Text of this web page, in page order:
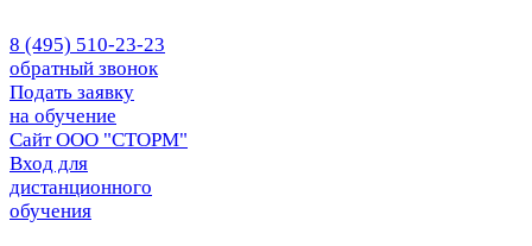
8 (495) 510-23-23
обратный звонок
Подать заявку
на обучение
Сайт ООО "СТОРМ"
Вход для
дистанционного
обучения